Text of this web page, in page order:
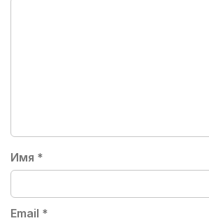
Имя *
Email *